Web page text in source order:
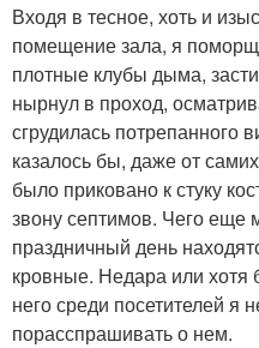
Входя в тесное, хоть и
помещение зала, я
плотные клубы дыма,
нырнул в проход,
сгрудилась потрепанного
казалось бы, даже от
было приковано к стуку
звону септимов. Чего еще
праздничный день
кровные. Недара или хотя
него среди посетителей я
порасспрашивать о нем.